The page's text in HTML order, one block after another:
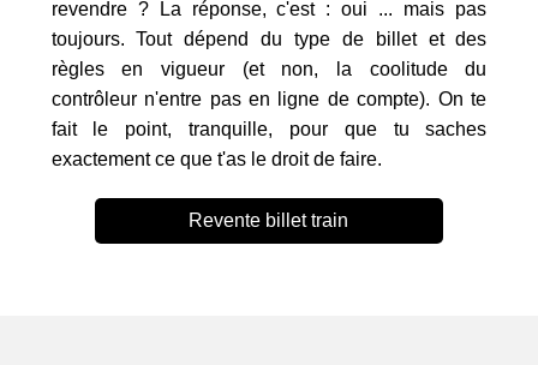
revendre ? La réponse, c'est : oui ... mais pas
toujours. Tout dépend du type de billet et des
règles en vigueur (et non, la coolitude du
contrôleur n'entre pas en ligne de compte). On te
fait le point, tranquille, pour que tu saches
exactement ce que t'as le droit de faire.
Revente billet train